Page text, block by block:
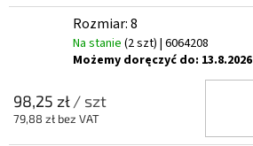
Rozmiar: 8
Na stanie (2 szt) | 6064208
Możemy doręczyć do: 13.8.2026
98,25 zł/ szt
79,88 zł bez VAT